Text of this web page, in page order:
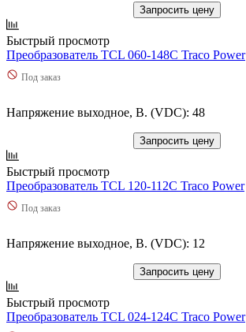
Запросить цену
Быстрый просмотр
Преобразователь TCL 060-148C Traco Power
Под заказ
Напряжение выходное, В. (VDC): 48
Запросить цену
Быстрый просмотр
Преобразователь TCL 120-112C Traco Power
Под заказ
Напряжение выходное, В. (VDC): 12
Запросить цену
Быстрый просмотр
Преобразователь TCL 024-124C Traco Power